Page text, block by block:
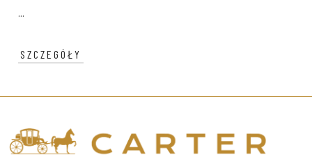
...
SZCZEGÓŁY